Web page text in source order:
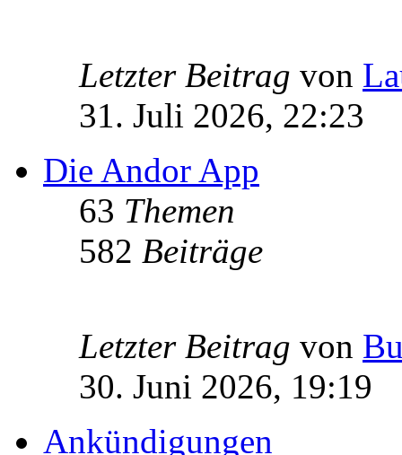
Letzter Beitrag von
31. Juli 2026, 22:23
Die Andor App
63 Themen
582 Beiträge
Letzter Beitrag von
30. Juni 2026, 19:19
Ankündigungen